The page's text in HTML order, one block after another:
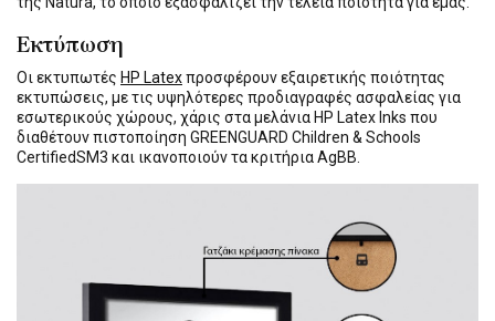
Εκτύπωση
Οι εκτυπωτές HP Latexπροσφέρουν εξαιρετικής ποιότητας
εκτυπώσεις, με τις υψηλότερες προδιαγραφές ασφαλείας για
εσωτερικούς χώρους, χάρις στα μελάνια HP Latex Inks που
διαθέτουν πιστοποίηση GREENGUARD Children & Schools
CertifiedSM3 και ικανοποιούν τα κριτήρια AgBB.